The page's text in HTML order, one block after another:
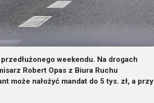
weekendu. Na drogach
Robert Opas z Biura Ruchu
może nałożyć mandat do 5 tys. zł, a przy